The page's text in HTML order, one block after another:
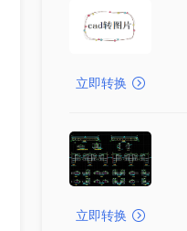
立即转换
立即转换